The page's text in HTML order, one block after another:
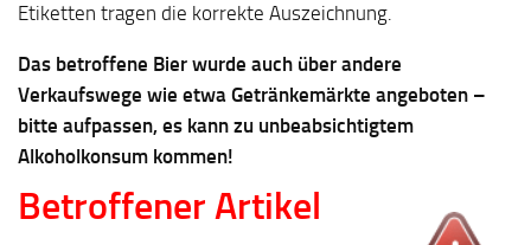
Etiketten tragen die korrekte Auszeichnung.
Das betroffene Bier wurde auch über andere
Verkaufswege wie etwa Getränkemärkte angeboten –
bitte aufpassen, es kann zu unbeabsichtigtem
Alkoholkonsum kommen!
Betroffener Artikel